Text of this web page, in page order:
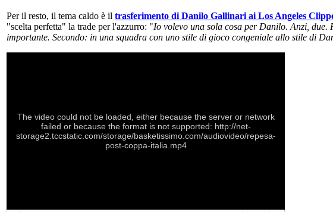
Per il resto, il tema caldo è il trasferimento di Danilo Gallinari ai Los Angeles
"scelta perfetta" la trade per l'azzurro: "Io volevo una sola cosa per Danilo. Anzi, due.
importante. Secondo: in una squadra con uno stile di gioco congeniale allo stile di
The video could not be loaded, either because the server or network
failed or because the format is not supported: http://net-
storage2.tccstatic.com/storage/basketissimo.com/audiovideo/repesa-
post-coppa-italia.mp4